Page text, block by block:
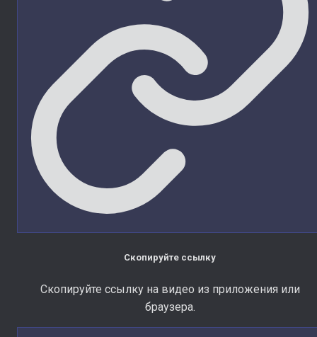
Скопируйте ссылку
Скопируйте ссылку на видео из приложения или
браузера.